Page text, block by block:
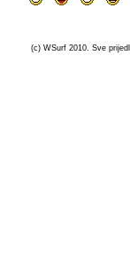
(c) WSurf 2010. Sve